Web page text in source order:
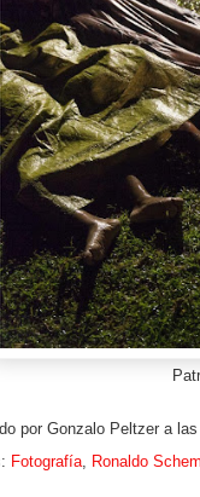
por Gonzalo Peltzer a las
Fotografía Ronaldo